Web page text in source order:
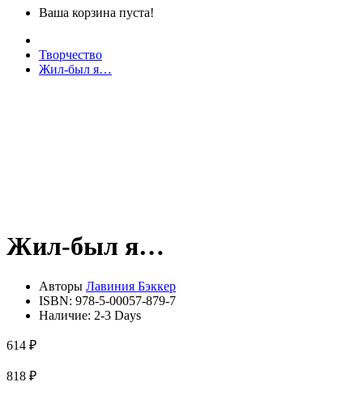
Ваша корзина пуста!
Творчество
Жил-был я…
Жил-был я…
Авторы Лавиния Бэккер
ISBN: 978-5-00057-879-7
Наличие: 2-3 Days
614 ₽
818 ₽